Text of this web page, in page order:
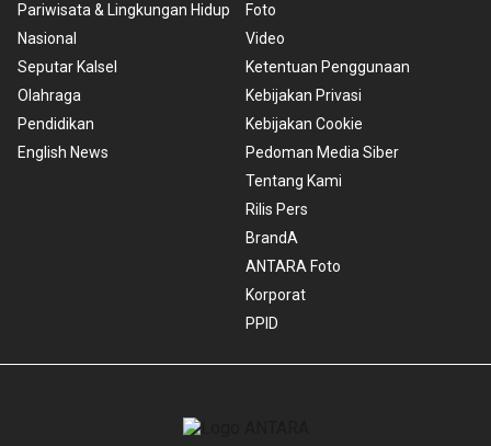
Pariwisata & Lingkungan Hidup
Nasional
Seputar Kalsel
Olahraga
Pendidikan
English News
Foto
Video
Ketentuan Penggunaan
Kebijakan Privasi
Kebijakan Cookie
Pedoman Media Siber
Tentang Kami
Rilis Pers
BrandA
ANTARA Foto
Korporat
PPID